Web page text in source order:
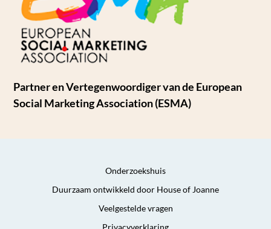
Partner en Vertegenwoordiger van de European
Social Marketing Association (ESMA)
Onderzoekshuis
Duurzaam ontwikkeld door House of Joanne
Veelgestelde vragen
Privacyverklaring